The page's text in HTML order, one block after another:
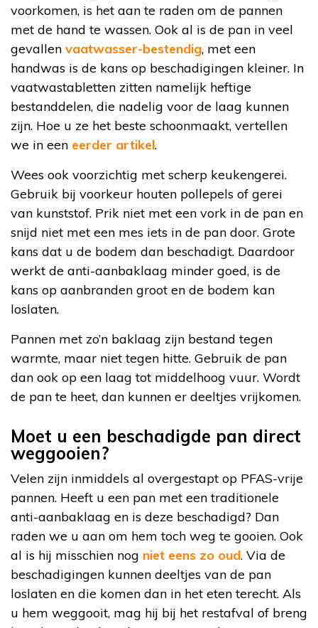
voorkomen, is het aan te raden om de pannen
met de hand te wassen. Ook al is de pan in veel
gevallen vaatwasser-bestendig, met een
handwas is de kans op beschadigingen kleiner. In
vaatwastabletten zitten namelijk heftige
bestanddelen, die nadelig voor de laag kunnen
zijn. Hoe u ze het beste schoonmaakt, vertellen
we in een eerder artikel.
Wees ook voorzichtig met scherp keukengerei.
Gebruik bij voorkeur houten pollepels of gerei
van kunststof. Prik niet met een vork in de pan en
snijd niet met een mes iets in de pan door. Grote
kans dat u de bodem dan beschadigt. Daardoor
werkt de anti-aanbaklaag minder goed, is de
kans op aanbranden groot en de bodem kan
loslaten.
Pannen met zo’n baklaag zijn bestand tegen
warmte, maar niet tegen hitte. Gebruik de pan
dan ook op een laag tot middelhoog vuur. Wordt
de pan te heet, dan kunnen er deeltjes vrijkomen.
Moet u een beschadigde pan direct
weggooien?
Velen zijn inmiddels al overgestapt op PFAS-vrije
pannen. Heeft u een pan met een traditionele
anti-aanbaklaag en is deze beschadigd? Dan
raden we u aan om hem toch weg te gooien. Ook
al is hij misschien nog niet eens zo oud. Via de
beschadigingen kunnen deeltjes van de pan
loslaten en die komen dan in het eten terecht. Als
u hem weggooit, mag hij bij het restafval of breng